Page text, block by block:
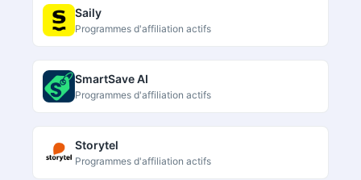
Saily
Programmes d'affiliation actifs
SmartSave AI
Programmes d'affiliation actifs
Storytel
Programmes d'affiliation actifs